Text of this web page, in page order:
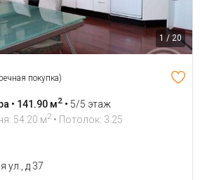
1 / 20
покупка)
• 141.90 м2 • 5/5 этаж
54.20 м2 • Потолок: 3.25
ул., д 37